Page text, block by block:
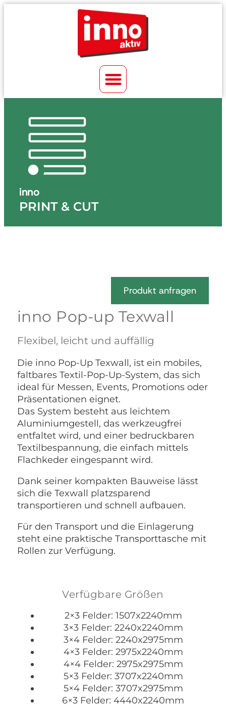
inno
PRINT & CUT
Produkt anfragen
inno Pop-up Texwall
Flexibel, leicht und auffällig
Die inno Pop-Up Texwall, ist ein mobiles,
faltbares Textil-Pop-Up-System, das sich
ideal für Messen, Events, Promotions oder
Präsentationen eignet.
Das System besteht aus leichtem
Aluminiumgestell, das werkzeugfrei
entfaltet wird, und einer bedruckbaren
Textilbespannung, die einfach mittels
Flachkeder eingespannt wird.
Dank seiner kompakten Bauweise lässt
sich die Texwall platzsparend
transportieren und schnell aufbauen.
Für den Transport und die Einlagerung
steht eine praktische Transporttasche mit
Rollen zur Verfügung.
Verfügbare Größen
2×3 Felder: 1507x2240mm
3×3 Felder: 2240x2240mm
3×4 Felder: 2240x2975mm
4×3 Felder: 2975x2240mm
4×4 Felder: 2975x2975mm
5×3 Felder: 3707x2240mm
5×4 Felder: 3707x2975mm
6×3 Felder: 4440x2240mm